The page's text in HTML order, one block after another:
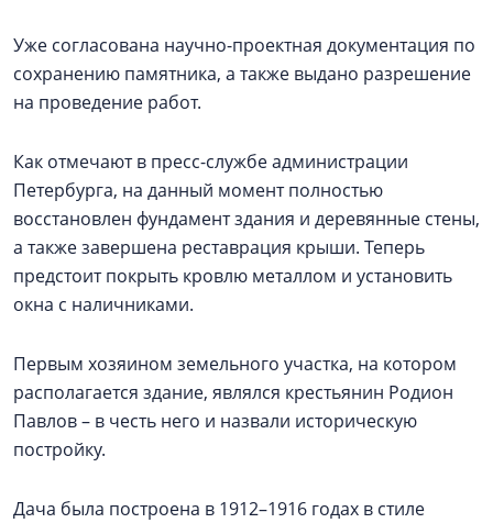
Уже согласована научно-проектная документация по
сохранению памятника, а также выдано разрешение
на проведение работ.
Как отмечают в пресс-службе администрации
Петербурга, на данный момент полностью
восстановлен фундамент здания и деревянные стены,
а также завершена реставрация крыши. Теперь
предстоит покрыть кровлю металлом и установить
окна с наличниками.
Первым хозяином земельного участка, на котором
располагается здание, являлся крестьянин Родион
Павлов – в честь него и назвали историческую
постройку.
Дача была построена в 1912–1916 годах в стиле